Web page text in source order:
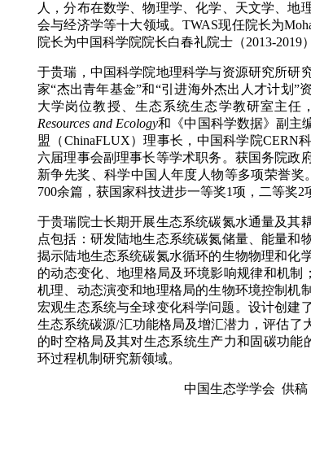
人，分布在数学、物理学、化学、天文学、地
会与经济学等十大领域。TWAS现任院长为
院长为中国科学院院长白春礼院士（2013-2019）
于贵瑞，中国科学院地理科学与资源研究所研
家“杰出青年基金”和“引进海外杰出人才计划 ”
大学岗位教授、生态系统生态学教研室主任
Resources and Ecology和《中国科学数据》副主
盟（ChinaFLUX）理事长，中国科学院CERN
六届理事会副理事长等学术职务。获国务院政
新争先奖、科学中国人年度人物等多项荣誉奖
700余篇，获国家科技进步一等奖1项，二等奖2
于贵瑞院士长期开展生态系统碳氮水通量及其
点包括：研发陆地生态系统碳氮储量、能量和
揭示陆地生态系统碳氮水循环的生物物理和化
的动态变化、地理格局及环境影响规律和机制
机理、动态演变和地理格局的生物环境控制机
宏观生态系统与全球变化科学问题。设计创建
生态系统碳源/汇功能格局及增汇潜力，评估了
的时空格局及其对生态系统生产力和固碳功能
环过程机制研究新领域。
中国生态学学会 供稿